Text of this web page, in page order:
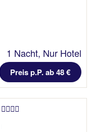
1 Nacht, Nur Hotel
Preis p.P. ab 48 €